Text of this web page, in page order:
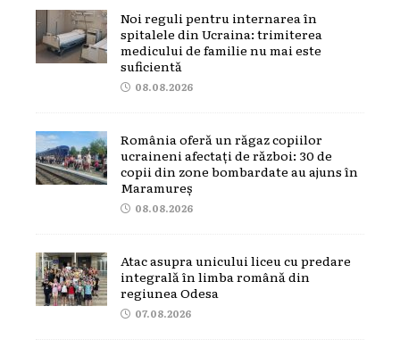
Noi reguli pentru internarea în
spitalele din Ucraina: trimiterea
medicului de familie nu mai este
suficientă
08.08.2026
România oferă un răgaz copiilor
ucraineni afectați de război: 30 de
copii din zone bombardate au ajuns în
Maramureș
08.08.2026
Atac asupra unicului liceu cu predare
integrală în limba română din
regiunea Odesa
07.08.2026